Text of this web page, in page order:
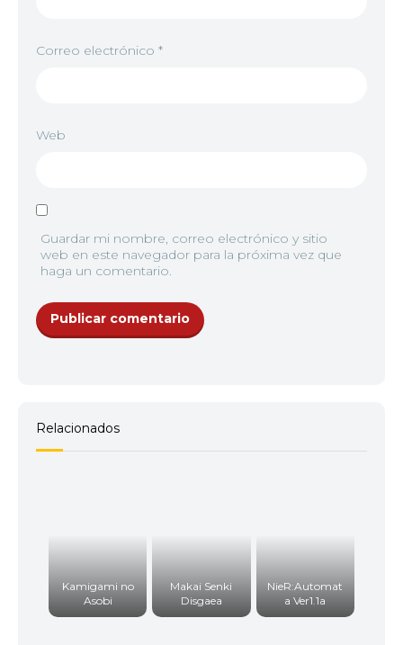
Correo electrónico *
Web
Guardar mi nombre, correo electrónico y sitio
web en este navegador para la próxima vez que
haga un comentario.
Relacionados
Kamigami no
Asobi
Makai Senki
Disgaea
NieR:Automat
a Ver1.1a